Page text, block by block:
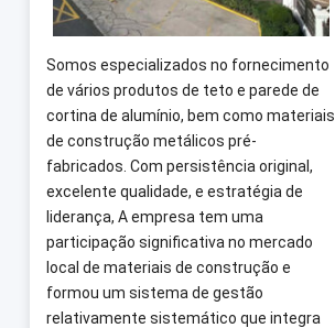
Somos especializados no fornecimento
de vários produtos de teto e parede de
cortina de alumínio, bem como materiais
de construção metálicos pré-
fabricados. Com persistência original,
excelente qualidade, e estratégia de
liderança, A empresa tem uma
participação significativa no mercado
local de materiais de construção e
formou um sistema de gestão
relativamente sistemático que integra